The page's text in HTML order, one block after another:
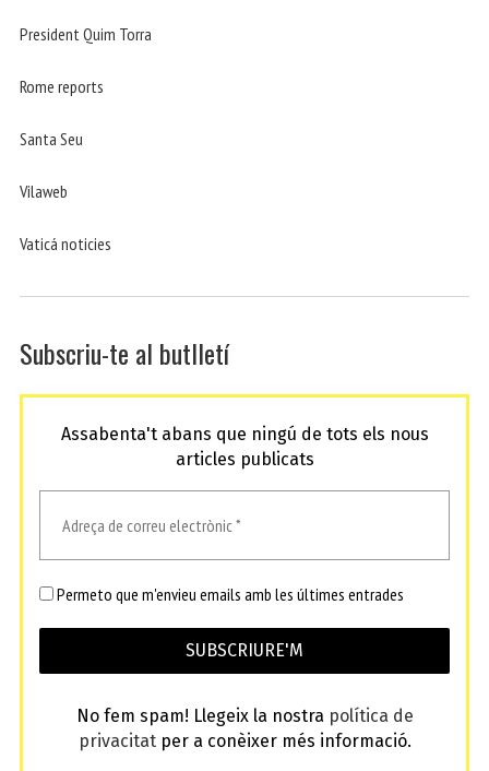
President Quim Torra
Rome reports
Santa Seu
Vilaweb
Vaticá noticies
Subscriu-te al butlletí
Assabenta't abans que ningú de tots els nous
articles publicats
Permeto que m'envieu emails amb les últimes entrades
No fem spam! Llegeix la nostra política de
privacitatper a conèixer més informació.